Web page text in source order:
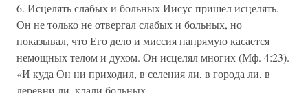
6. Исцелять слабых и больных Иисус пришел исцелять.
Он не только не отвергал слабых и больных, но
показывал, что Его дело и миссия напрямую касается
немощных телом и духом. Он исцелял многих (Мф. 4:23).
«И куда Он ни приходил, в селения ли, в города ли, в
деревни ли, клали больных